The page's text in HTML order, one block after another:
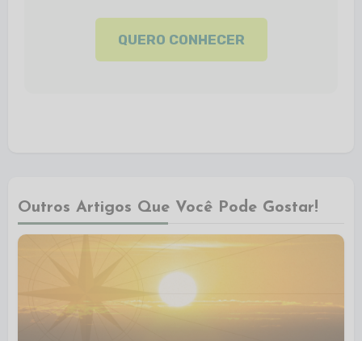
QUERO CONHECER
Outros Artigos Que Você Pode Gostar!